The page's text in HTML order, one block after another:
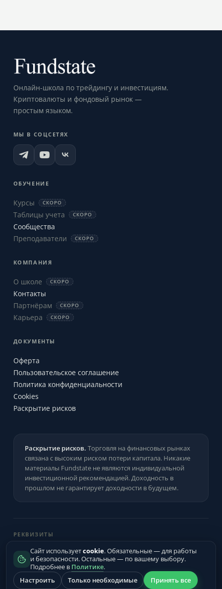
Онлайн-школа по трейдингу и инвестициям.
Криптовалюты и фондовый рынок —
простым языком.
МЫ В СОЦСЕТЯХ
ОБУЧЕНИЕ
Курсы СКОРО
Таблицы учета СКОРО
Сообщества
Преподаватели
СКОРО
КОМПАНИЯ
О школе СКОРО
Контакты
Партнёрам
СКОРО
Карьера СКОРО
ДОКУМЕНТЫ
Оферта
Пользовательское соглашение
Политика конфиденциальности
Cookies
Раскрытие рисков
Раскрытие рисков. Торговля на финансовых рынках
связана с высоким риском потери капитала. Никакие
материалы Fundstate не являются индивидуальной
инвестиционной рекомендацией. Доходность в
прошлом не гарантирует доходности в будущем.
РЕКВИЗИТЫ
ИП Цыганков Артём Андреевич · ИНН
183311940831
· ОГРНИП319665800026333
Удмуртская Республика, Дебёсский р-н, с. Тыловай, ул. Кирова,
д. 42 · support@fundstate.ru
Сайт используетcookie. Обязательные — для работы
и безопасности. Остальные — по вашему выбору.
Подробнее в Политике.
Настроить
Только необходимые Принять все